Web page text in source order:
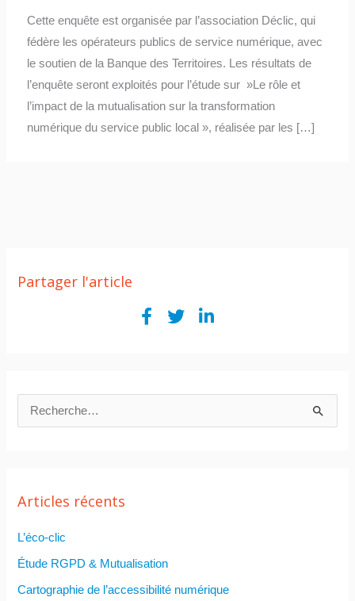
Cette enquête est organisée par l’association Déclic, qui
fédère les opérateurs publics de service numérique, avec
le soutien de la Banque des Territoires. Les résultats de
l’enquête seront exploités pour l’étude sur »Le rôle et
l’impact de la mutualisation sur la transformation
numérique du service public local », réalisée par les […]
Partager l'article
e
Articles récents
L’éco-clic
Étude RGPD & Mutualisation
Cartographie de l’accessibilité numérique